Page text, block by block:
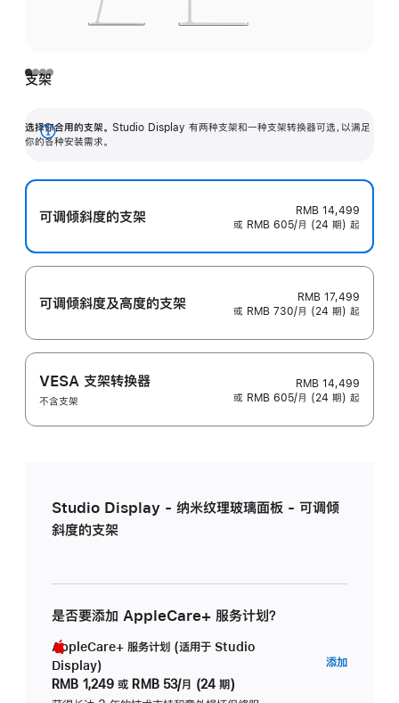
支架
选择你合用的支架。 Studio Display 有两种支架和一种支架转换器可选，以满足
你的各种安装需求。
展
可调倾斜度的支架
RMB 14,499
或 RMB 605/月 (24 期) 起
可调倾斜度及高‍度的支‍架
RMB 17,499
或 RMB 730/月 (24 期) 起
VESA 支架转换器
不含支架
RMB 14,499
或 RMB 605/月 (24 期) 起
Studio Display - 纳米纹理玻璃面板 - 可调倾
斜度的支架
是否要添加 AppleCare+ 服务计划？
AppleCare+ 服务计划 (适用于 Studio
Display)
RMB 1,249 或 RMB 53/月 (24 期)
添加